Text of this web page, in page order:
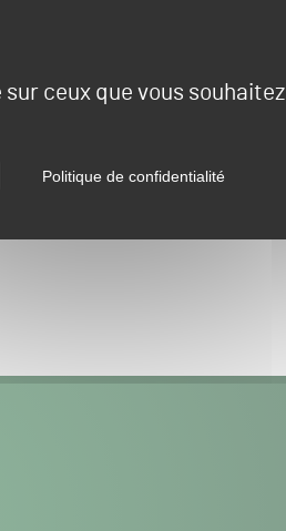
ceux que vous souhaitez
Politique de confidentialité